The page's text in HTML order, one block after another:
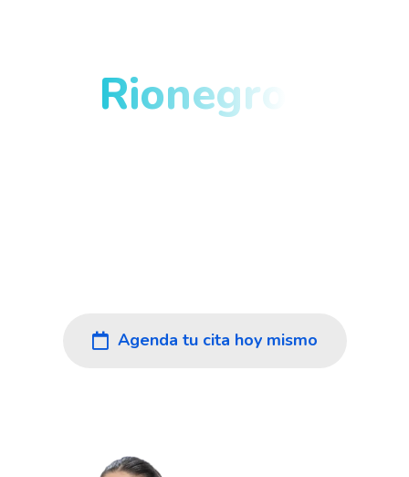
Rionegro
Oriente
Agenda tu cita hoy mismo